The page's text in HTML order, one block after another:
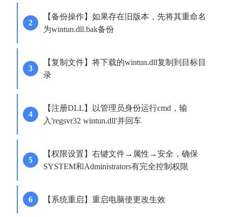
【备份操作】如果存在旧版本，先将其重命名
为wintun.dll.bak备份
【复制文件】将下载的wintun.dll复制到目标目
录
【注册DLL】以管理员身份运行cmd，输
入'regsvr32 wintun.dll'并回车
【权限设置】右键文件→属性→安全，确保
SYSTEM和Administrators有完全控制权限
【系统重启】重启电脑使更改生效